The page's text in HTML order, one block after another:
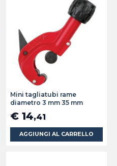
Mini tagliatubi rame
diametro 3 mm 35 mm
€ 14,41
AGGIUNGI AL CARRELLO